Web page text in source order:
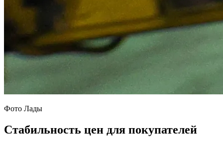
Фото Лады
Стабильность цен для покупателей